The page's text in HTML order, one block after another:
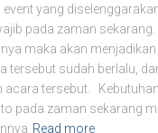
yang
pada zaman sekarang.
maka akan menjadikan
tersebut sudah berlalu,
acara tersebut.
pada zaman sekarang
Read more